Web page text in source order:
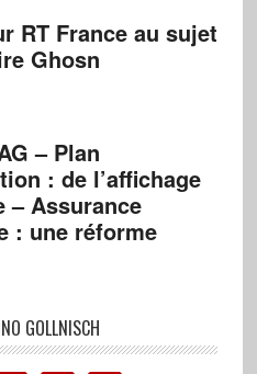
RT France au sujet
Ghosn
– Plan
: de l’affichage
– Assurance
: une réforme
GOLLNISCH